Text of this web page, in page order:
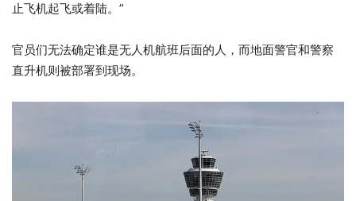
止飞机起飞或着陆。”
官员们无法确定谁是无人机航班后面的人，而地面警官和警察
直升机则被部署到现场。